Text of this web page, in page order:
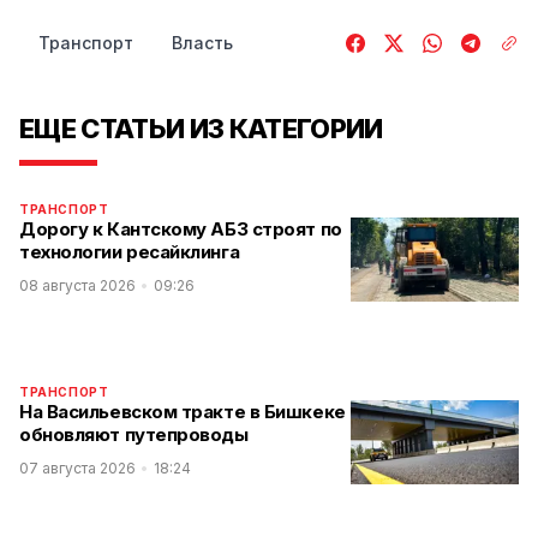
Транспорт Власть
ЕЩЕ СТАТЬИ ИЗ КАТЕГОРИИ
ТРАНСПОРТ
Дорогу к Кантскому АБЗ строят по
технологии ресайклинга
08 августа 2026 09:26
ТРАНСПОРТ
На Васильевском тракте в Бишкеке
обновляют путепроводы
07 августа 2026 18:24